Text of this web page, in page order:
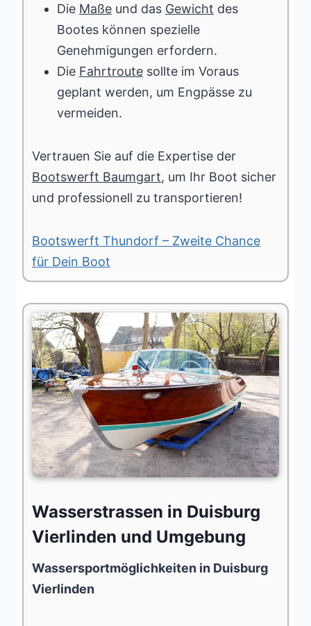
Die Maße und das Gewicht des
Bootes können spezielle
Genehmigungen erfordern.
Die Fahrtroute sollte im Voraus
geplant werden, um Engpässe zu
vermeiden.
Vertrauen Sie auf die Expertise der
Bootswerft Baumgart, um Ihr Boot sicher
und professionell zu transportieren!
Bootswerft Thundorf – Zweite Chance
für Dein Boot
Wasserstrassen in Duisburg
Vierlinden und Umgebung
Wassersportmöglichkeiten in Duisburg
Vierlinden